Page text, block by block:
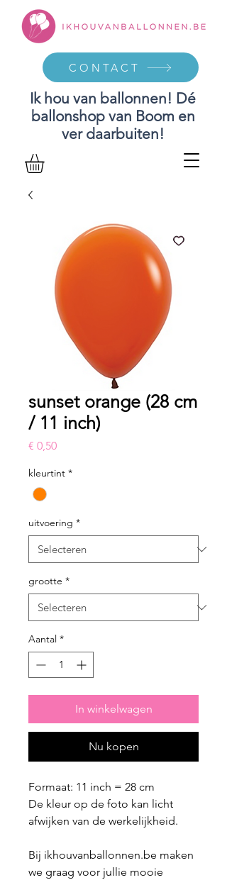
Ik hou van ballonnen! Dé
ballonshop van Boom en
ver daarbuiten!
CONTACT
sunset orange (28 cm
/ 11 inch)
€ 0,50Prijs
kleurtint *
uitvoering *
grootte *
Aantal *
In winkelwagen
Nu kopen
Formaat: 11 inch = 28 cm
De kleur op de foto kan licht
afwijken van de werkelijkheid.
Bij ikhouvanballonnen.be maken
we graag voor jullie mooie